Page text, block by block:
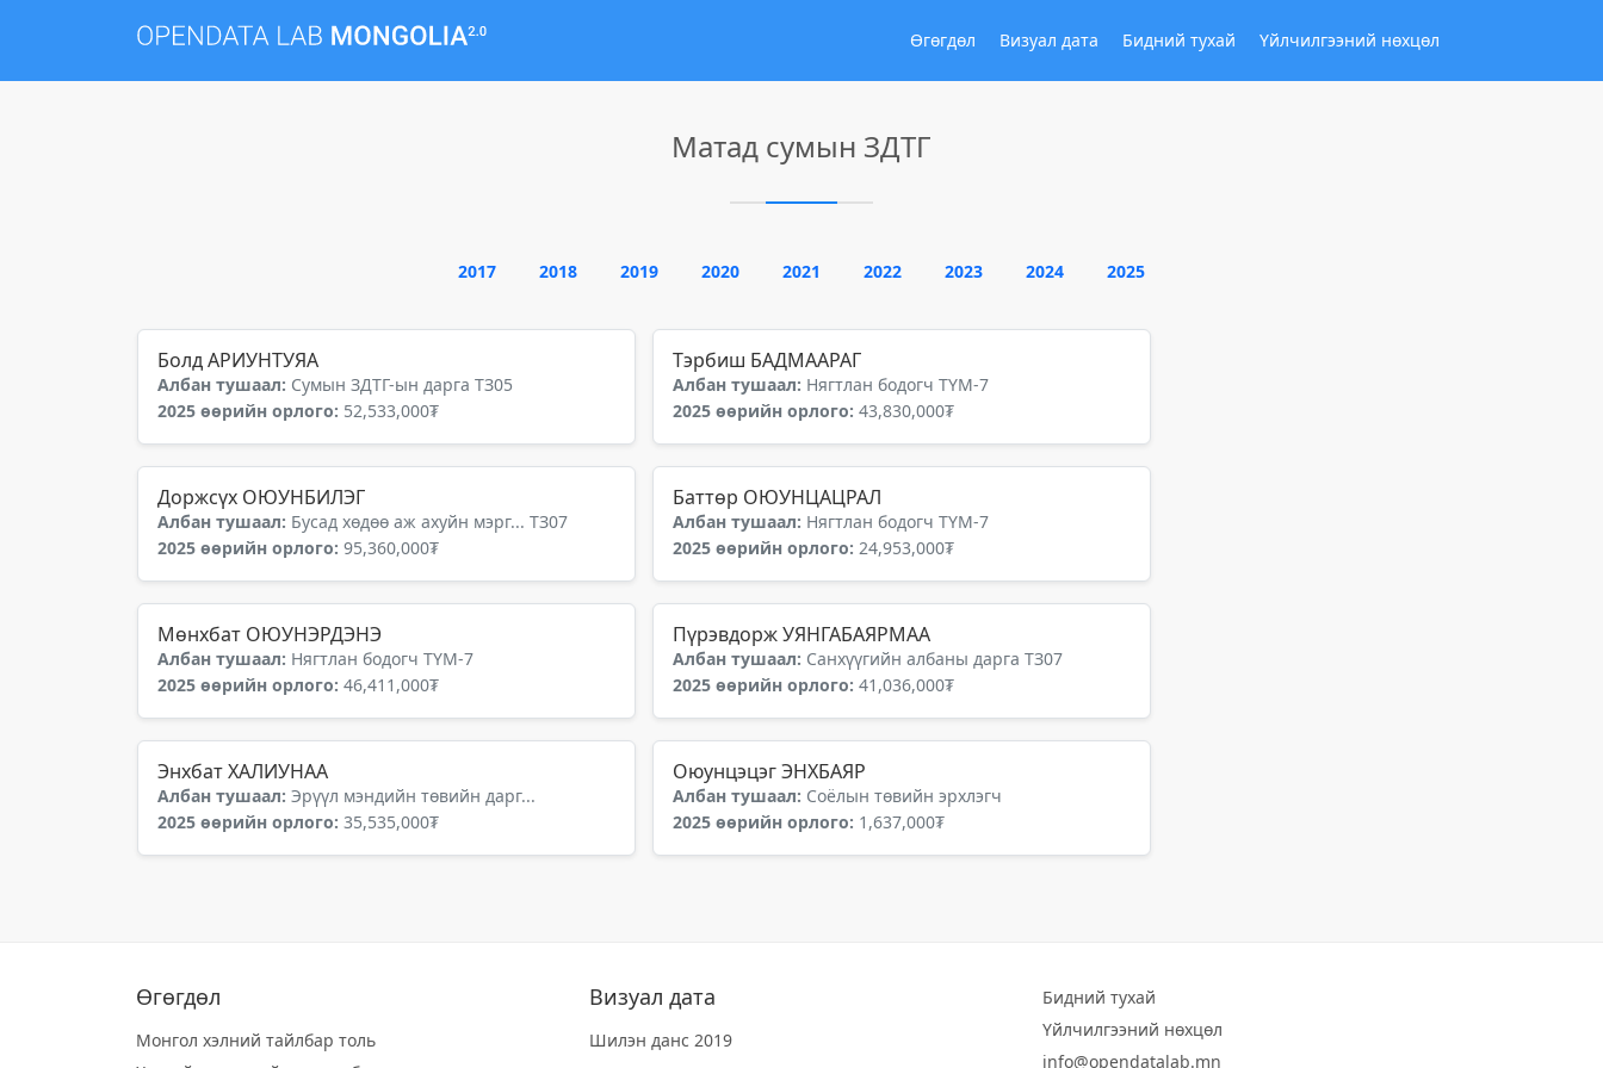
Өгөгдөл Визуал дата Бидний тухай Үйлчилгээний нөхцөл
Матад сумын ЗДТГ
2017 2018 2019 2020 2021 2022 2023 2024 2025
Болд АРИУНТУЯА
Албан тушаал: Сумын ЗДТГ-ын дарга ТЗ05
2025 өөрийн орлого: 52,533,000₮
Тэрбиш БАДМААРАГ
Албан тушаал: Нягтлан бодогч ТҮМ-7
2025 өөрийн орлого: 43,830,000₮
Доржсүх ОЮУНБИЛЭГ
Албан тушаал: Бусад хөдөө аж ахуйн мэрг... ТЗ07
2025 өөрийн орлого: 95,360,000₮
Баттөр ОЮУНЦАЦРАЛ
Албан тушаал: Нягтлан бодогч ТҮМ-7
2025 өөрийн орлого: 24,953,000₮
Мөнхбат ОЮУНЭРДЭНЭ
Албан тушаал: Нягтлан бодогч ТҮМ-7
2025 өөрийн орлого: 46,411,000₮
Пүрэвдорж УЯНГАБАЯРМАА
Албан тушаал: Санхүүгийн албаны дарга ТЗ07
2025 өөрийн орлого: 41,036,000₮
Энхбат ХАЛИУНАА
Албан тушаал: Эрүүл мэндийн төвийн дарг...
2025 өөрийн орлого: 35,535,000₮
Оюунцэцэг ЭНХБАЯР
Албан тушаал: Соёлын төвийн эрхлэгч
2025 өөрийн орлого: 1,637,000₮
Өгөгдөл
Монгол хэлний тайлбар толь
Визуал дата
Шилэн данс 2019
Бидний тухай
Үйлчилгээний нөхцөл
info@opendatalab.mn